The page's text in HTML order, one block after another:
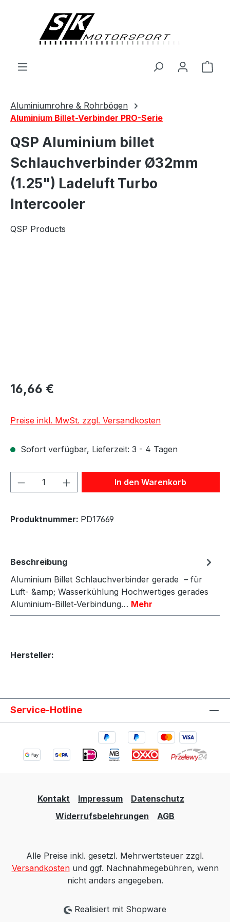
Aluminiumrohre & Rohrbögen
Aluminium Billet-Verbinder PRO-Serie
QSP Aluminium billet
Schlauchverbinder Ø32mm
(1.25") Ladeluft Turbo
Intercooler
QSP Products
16,66 €
Preise inkl. MwSt. zzgl. Versandkosten
Sofort verfügbar, Lieferzeit: 3 - 4 Tagen
Produkt Anzahl: Gib denIn den Warenkorb
Produktnummer: PD17669
Beschreibung
Aluminium Billet Schlauchverbinder gerade – für
Luft- &amp; Wasserkühlung Hochwertiges gerades
Aluminium-Billet-Verbindung… Mehr
Hersteller:
Service-Hotline
Kontakt Impressum
Datenschutz
Widerrufsbelehrungen
AGB
Alle Preise inkl. gesetzl. Mehrwertsteuer zzgl.
Versandkostenund ggf. Nachnahmegebühren, wenn
nicht anders angegeben.
Realisiert mit Shopware